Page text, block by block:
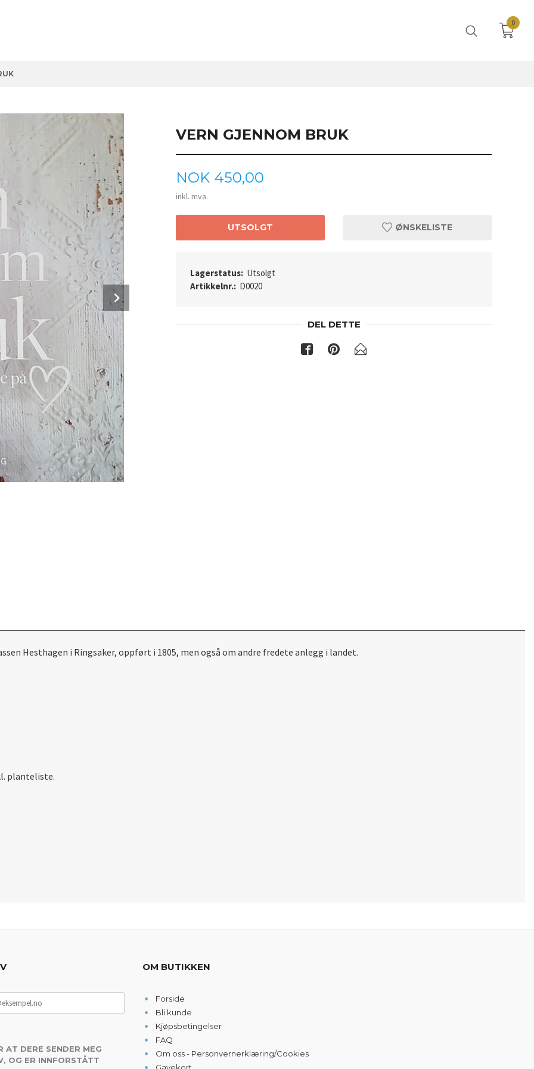
0
VERN GJENNOM BRUK
Pris
NOK 450,00
inkl. mva.
UTSOLGT ØNSKELISTE
Lagerstatus: Utsolgt
Artikkelnr.: D0020
DEL DETTE
Hesthagen i Ringsaker, oppført i 1805, men også om andre fredete anlegg i landet.
planteliste.
AT DERE SENDER MEG
OG ER INNFORSTÅTT
OM BUTIKKEN
Forside
Bli kunde
Kjøpsbetingelser
FAQ
Om oss - Personvernerklæring/Cookies